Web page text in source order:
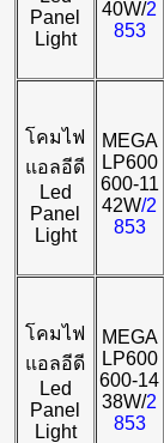
Panel
Light
40W/2
853
โคมไฟ
แอลอีดี
Led
Panel
Light
MEGA
LP600
600-11
42W/2
853
โคมไฟ
แอลอีดี
Led
Panel
Light
MEGA
LP600
600-14
38W/2
853